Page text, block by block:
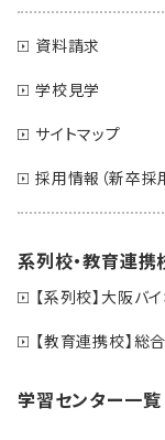
資料請求
学校見学
サイトマップ
採用情報（新卒採
系列校・教育連携
【系列校】大阪バ
【教育連携校】総
学習センター一覧